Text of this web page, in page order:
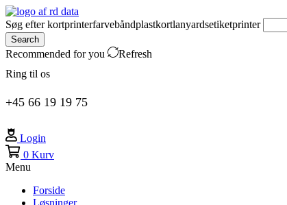
Søg efterkortprinterfarvebåndplastkortlanyardsetiketprinter
Search
Recommended for you
Refresh
Ring til os
+45 66 19 19 75
Login
0 Kurv
Menu
Forside